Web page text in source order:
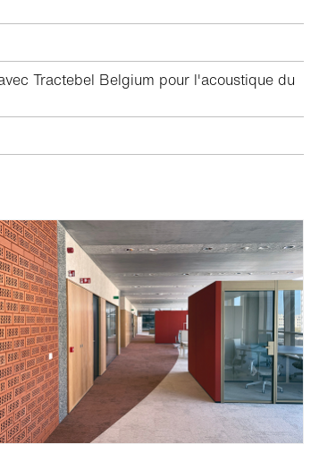
Tractebel Belgium pour l'acoustique du